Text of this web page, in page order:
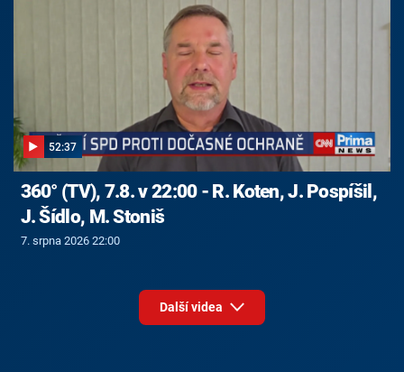
52:37
360° (TV), 7.8. v 22:00 - R. Koten, J. Pospíšil,
J. Šídlo, M. Stoniš
7. srpna 2026 22:00
Další videa